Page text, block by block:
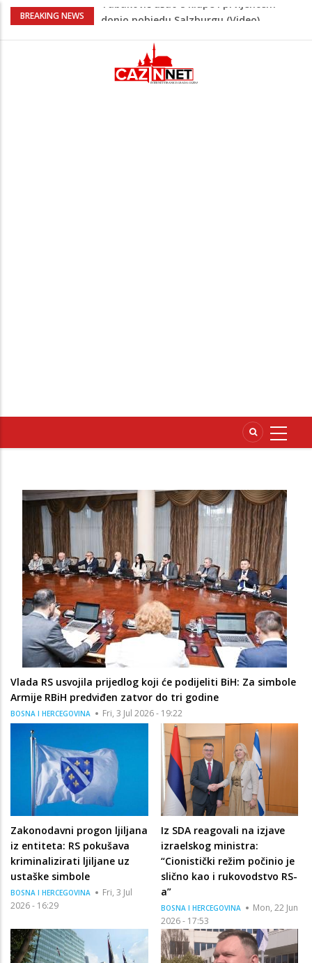
BREAKING NEWS
“Pečat slobodi 2026”: U Tržačkoj Rašteli
Unsko-sanskog kantona
Porodica iz Krajine u centru afere,
gradonačelnik Kelna pokrenuo istragu
Vlada RS usvojila prijedlog koji će podijeliti BiH: Za simbole
Armije RBiH predviđen zatvor do tri godine
BOSNA I HERCEGOVINA Fri, 3 Jul 2026 - 19:22
Zakonodavni progon ljiljana
iz entiteta: RS pokušava
kriminalizirati ljiljane uz
ustaške simbole
BOSNA I HERCEGOVINA
Fri, 3 Jul
2026 - 16:29
Iz SDA reagovali na izjave
izraelskog ministra:
“Cionistički režim počinio je
slično kao i rukovodstvo RS-
a”
BOSNA I HERCEGOVINA
Mon, 22 Jun
2026 - 17:53